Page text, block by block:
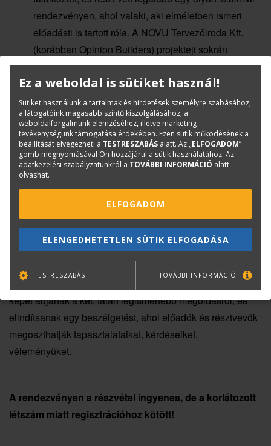
rendezvényen, ahol valaki, aki elméletben ismeri
előadásti is tartott róla. A NOVU Tervezőiroda Kft.
(korábban Opinion Builders) projekteji sokrán
szerzett gyakorlati tapasztalait osztja meg velünk.
Orosz Bence, TERC Kft. termékfejlesztési vezető
Előadás témája: A TERC Kft újAdatBank - Adat
Piaciszolgáltatásaiba, az új fejlesztéis
irányokba mint például azEvo Transform
(automatikus tételmegfeleltő), API-s
adatszolgáltatások és ezekben rejlő lehetőségekbe
nyerhetünk betekintést.
A magasépítési költségtervezés és költségvetés struktúrája
ma különösen aktuális téma. Az előadások célja, hogy
képet adjanak a két, talán legismertebb megoldásról, és
elindítsanak egy beszélgetést, ahol előadók és résztvevők
megoszthatják tapasztalataikat, kérdéseiket,
véleményüket.
A rendezvényen a részvétel ingyenes, de a korlátozott
létszám miatt regisztrációhoz kötött!
Ez a weboldal is sütiket használ!
Sütiket használunk a tartalmak és hirdetések személyre szabásához,
a látogatóink magasabb szintű kiszolgálásához, a
weboldalforgalmunk elemzéséhez, illetve marketing
tevékenységünk támogatása érdekében. Ezen sütik működésének a
beállítását elvégezheti a TESTRESZABÁS alatt. Az „ELFOGADOM”
gomb megnyomásával Ön hozzájárul a sütik használatához. Az
adatkezelési szabályzatunkról a TOVÁBBI INFORMÁCIÓ alatt
olvashat.
ELFOGADOM
ELENGEDHETETLEN SÜTIK ELFOGADÁSA
TESTRESZABÁS TOVÁBBI INFORMÁCIÓ